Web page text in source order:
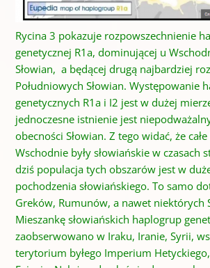
Rycina 3 pokazuje rozpowszechnienie
genetycznej R1a, dominującej u
Słowian, a będącej drugą najbardziej
Południowych Słowian. Występowanie
genetycznych R1a i I2 jest w dużej
jednoczesne istnienie jest
obecności Słowian. Z tego widać, że
Wschodnie były słowiańskie w czasach
dziś populacja tych obszarów jest w
pochodzenia słowiańskiego. To samo
Greków, Rumunów, a nawet niektórych
Mieszankę słowiańskich haplogrup
zaobserwowano w Iraku, Iranie, Syrii,
terytorium byłego Imperium